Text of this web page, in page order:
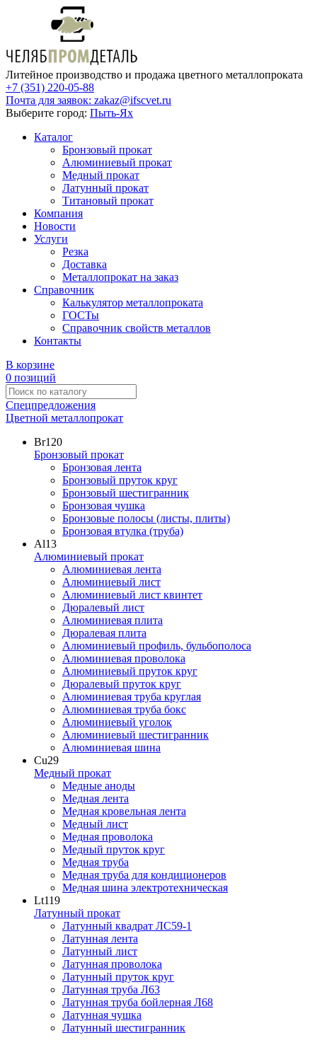
Литейное производство и продажа цветного металлопроката
+7 (351) 220-05-88
Почта для заявок: zakaz@ifscvet.ru
Выберите город: Пыть-Ях
Каталог
Бронзовый прокат
Алюминиевый прокат
Медный прокат
Латунный прокат
Титановый прокат
Компания
Новости
Услуги
Резка
Доставка
Металлопрокат на заказ
Справочник
Калькулятор металлопроката
ГОСТы
Справочник свойств металлов
Контакты
В корзине
0 позиций
Спецпредложения
Цветной металлопрокат
Br120
Бронзовый прокат
Бронзовая лента
Бронзовый пруток круг
Бронзовый шестигранник
Бронзовая чушка
Бронзовые полосы (листы, плиты)
Бронзовая втулка (труба)
Al13
Алюминиевый прокат
Алюминиевая лента
Алюминиевый лист
Алюминиевый лист квинтет
Дюралевый лист
Алюминиевая плита
Дюралевая плита
Алюминиевый профиль, бульбополоса
Алюминиевая проволока
Алюминиевый пруток круг
Дюралевый пруток круг
Алюминиевая труба круглая
Алюминиевая труба бокс
Алюминиевый уголок
Алюминиевый шестигранник
Алюминиевая шина
Cu29
Медный прокат
Медные аноды
Медная лента
Медная кровельная лента
Медный лист
Медная проволока
Медный пруток круг
Медная труба
Медная труба для кондиционеров
Медная шина электротехническая
Lt119
Латунный прокат
Латунный квадрат ЛС59-1
Латунная лента
Латунный лист
Латунная проволока
Латунный пруток круг
Латунная труба Л63
Латунная труба бойлерная Л68
Латунная чушка
Латунный шестигранник